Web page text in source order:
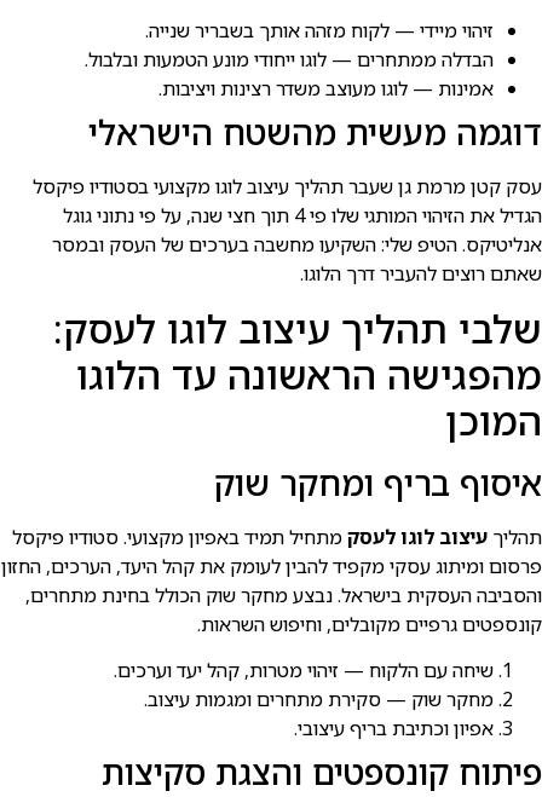
זיהוי מיידי — לקוח מזהה אותך בשבריר שנייה.
הבדלה ממתחרים — לוגו ייחודי מונע הטמעות ובלבול.
אמינות — לוגו מעוצב משדר רצינות ויציבות.
דוגמה מעשית מהשטח הישראלי
עסק קטן מרמת גן שעבר תהליך עיצוב לוגו מקצועי בסטודיו פיקסל
הגדיל את הזיהוי המותגי שלו פי 4 תוך חצי שנה, על פי נתוני גוגל
אנליטיקס. הטיפ שלי: השקיעו מחשבה בערכים של העסק ובמסר
שאתם רוצים להעביר דרך הלוגו.
שלבי תהליך עיצוב לוגו לעסק:
מהפגישה הראשונה עד הלוגו
המוכן
איסוף בריף ומחקר שוק
תהליך עיצוב לוגו לעסקמתחיל תמיד באפיון מקצועי. סטודיו פיקסל
פרסום ומיתוג עסקי מקפיד להבין לעומק את קהל היעד, הערכים, החזון
והסביבה העסקית בישראל. נבצע מחקר שוק הכולל בחינת מתחרים,
קונספטים גרפיים מקובלים, וחיפוש השראות.
שיחה עם הלקוח — זיהוי מטרות, קהל יעד וערכים.
מחקר שוק — סקירת מתחרים ומגמות עיצוב.
אפיון וכתיבת בריף עיצובי.
פיתוח קונספטים והצגת סקיצות